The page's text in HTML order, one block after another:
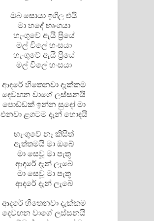
Pemwanthiye Song Lyrics -
පෙම්වන්තියේ ගීතයේ පද පෙළ
Manobhawa Song Lyrics - මනෝභව
ගීතයේ පද පෙළ
Akahe Indala Song Lyrics - ආකාහේ
ඉඳලා ගීතයේ පද පෙළ
Raawaya Song Lyrics - රාවය ගීතයේ
පද පෙළ
Saddeta Denna Song Lyrics - සද්දෙට
දෙන්න ගීතයේ පද පෙළ
ඔබ සොයා ඉගිල එයි
මා හදේ භෘංගයා
හැංගුවේ ඇයි ප්‍රියේ
මල් විලේ හංසයා
හැංගුවේ ඇයි ප්‍රියේ
මල් විලේ හංසයා
ආදරේ හිතෙනවා දැක්කම
දෙවඟන වාගේ ලස්සනයි
පොඩ්ඩක් ඉන්න සුදෝ මා
එනවා ළගටම දැන් හොඳයි
හැංගුවේ නෑ කිසිත්
ඇත්තමයි මා ඔබේ
මා සෙවූ මා පැතූ
ආදරේ දැන් ලැබේ
මා සෙවූ මා පැතූ
ආදරේ දැන් ලැබේ
ආදරේ හිතෙනවා දැක්කම
දෙවඟන වාගේ ලස්සනයි